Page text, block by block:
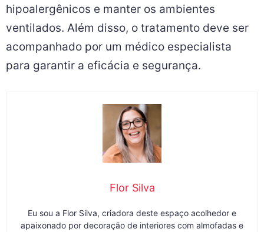
hipoalergênicos e manter os ambientes
ventilados. Além disso, o tratamento deve ser
acompanhado por um médico especialista
para garantir a eficácia e segurança.
Flor Silva
Eu sou a Flor Silva, criadora deste espaço acolhedor e
apaixonado por decoração de interiores com almofadas e